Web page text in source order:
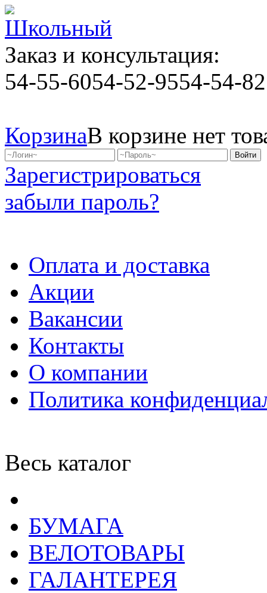
Заказ и консультация:
54-55-6054-52-9554-54-82
КорзинаВ корзине нет
Зарегистрироваться
забыли пароль?
Оплата и доставка
Акции
Вакансии
Контакты
О компании
Политика
Весь каталог
БУМАГА
ВЕЛОТОВАРЫ
ГАЛАНТЕРЕЯ